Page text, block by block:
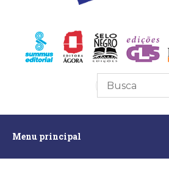
R$0,00
Menu principal
principalAssuntos